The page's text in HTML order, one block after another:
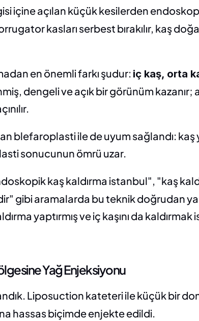
içine açılan küçük kesilerden
kasları serbest bırakılır, kaş
en önemli farkı şudur: iç kaş, orta
dengeli ve açık bir görünüm kazanır;
blefaroplasti ile de uyum sağlandı: kaş
sonucunun ömrü uzar.
kaş kaldırma istanbul", "kaş
gibi aramalarda bu teknik doğrudan
yaptırmış ve iç kaşını da
Yağ Enjeksiyonu
Liposuction kateteri ile küçük bir
hassas biçimde enjekte edildi.